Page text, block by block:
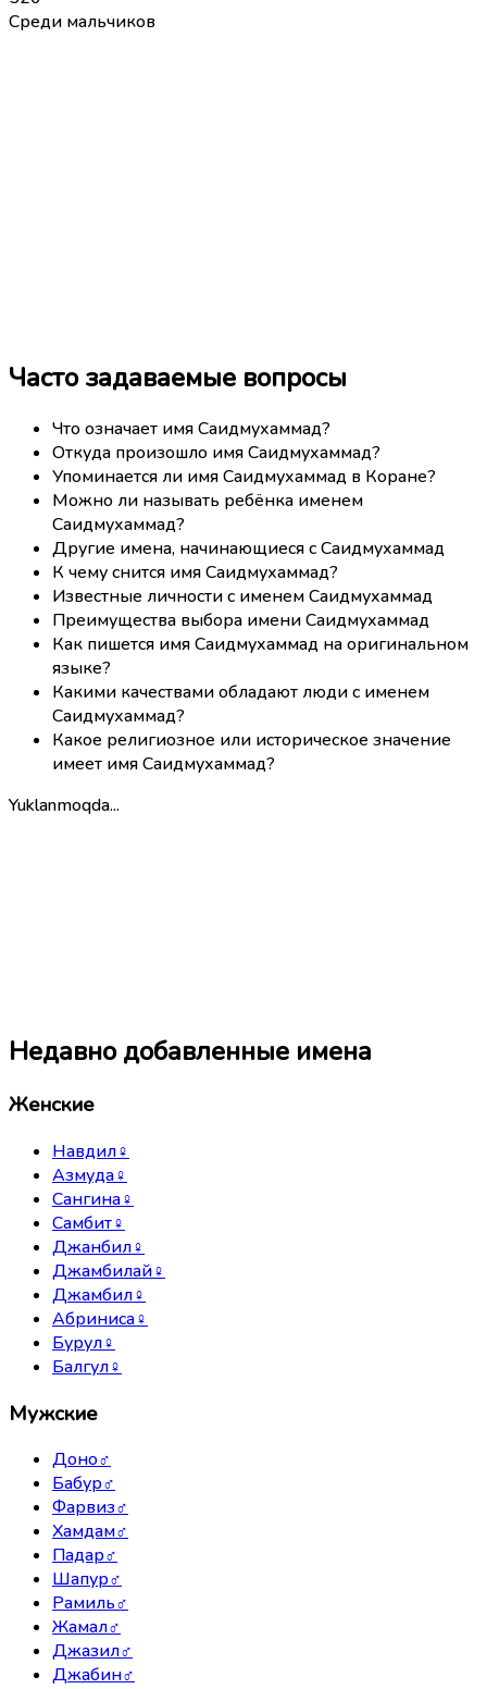
Среди мальчиков
Часто задаваемые вопросы
Что означает имя Саидмухаммад?
Откуда произошло имя Саидмухаммад?
Упоминается ли имя Саидмухаммад в Коране?
Можно ли называть ребёнка именем
Саидмухаммад?
Другие имена, начинающиеся с Саидмухаммад
К чему снится имя Саидмухаммад?
Известные личности с именем Саидмухаммад
Преимущества выбора имени Саидмухаммад
Как пишется имя Саидмухаммад на оригинальном
языке?
Какими качествами обладают люди с именем
Саидмухаммад?
Какое религиозное или историческое значение
имеет имя Саидмухаммад?
Yuklanmoqda...
Недавно добавленные имена
Женские
Навдил♀
Азмуда♀
Сангина♀
Самбит♀
Джанбил♀
Джамбилай♀
Джамбил♀
Абриниса♀
Бурул♀
Балгул♀
Мужские
Доно♂
Бабур♂
Фарвиз♂
Хамдам♂
Падар♂
Шапур♂
Рамиль♂
Жамал♂
Джазил♂
Джабин♂